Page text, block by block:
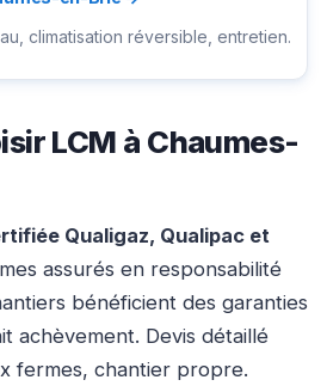
climatisation réversible, entretien.
LCM à Chaumes-
Qualigaz, Qualipac et
assurés en responsabilité
bénéficient des garanties
achèvement. Devis détaillé
fermes, chantier propre.